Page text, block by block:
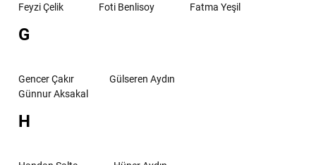
Feyzi Çelik
Foti Benlisoy Fatma Yeşil
G
Gencer Çakır
Gülseren Aydın
Günnur Aksakal
H